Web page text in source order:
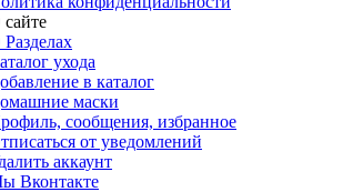
ухода
в каталог
маски
сообщения, избранное
от уведомлений
аккаунт
Вконтакте